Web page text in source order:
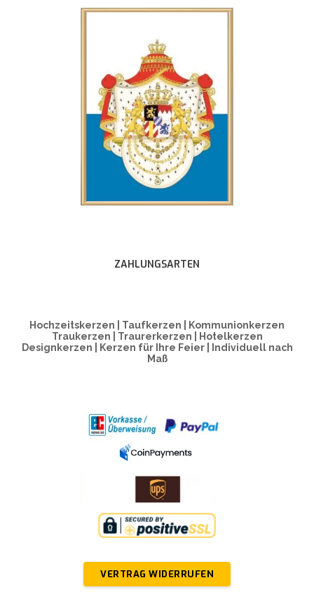
ZAHLUNGSARTEN
Hochzeitskerzen | Taufkerzen | Kommunionkerzen
Traukerzen | Traurerkerzen | Hotelkerzen
Designkerzen | Kerzen für Ihre Feier | Individuell nach
Maß
VERTRAG WIDERRUFEN